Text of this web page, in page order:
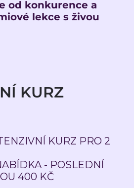
od konkurence a
lekce s živou
KURZ
KURZ PRO 2
- POSLEDNÍ
400 KČ